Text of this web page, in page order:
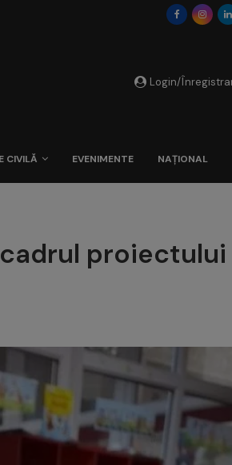
Login/
CIVILĂ EVENIMENTE NAȚIONAL
proiectului